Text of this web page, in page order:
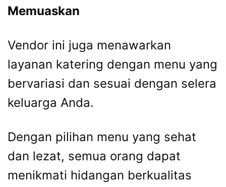
Memuaskan
Vendor ini juga menawarkan
layanan katering dengan menu yang
bervariasi dan sesuai dengan selera
keluarga Anda.
Dengan pilihan menu yang sehat
dan lezat, semua orang dapat
menikmati hidangan berkualitas